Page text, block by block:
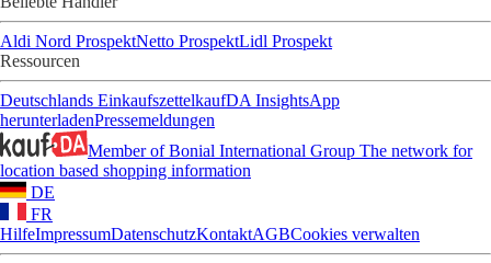
Aldi Nord ProspektNetto ProspektLidl Prospekt
Ressourcen
Deutschlands EinkaufszettelkaufDA InsightsApp
herunterladenPressemeldungen
Member of Bonial International Group The network for
location based shopping information
DE
FR
HilfeImpressumDatenschutzKontaktAGBCookies verwalten